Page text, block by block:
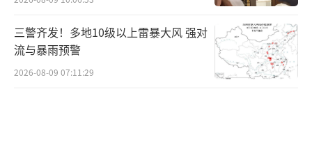
三警齐发！多地10级以上雷暴大风 强对
流与暴雨预警
2026-08-09 07:11:29